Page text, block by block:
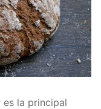
es la principal